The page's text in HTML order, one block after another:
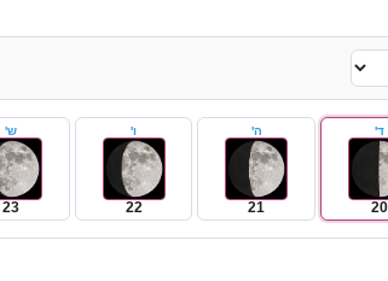
ד'
20
ה'
21
ו'
22
ש'
23